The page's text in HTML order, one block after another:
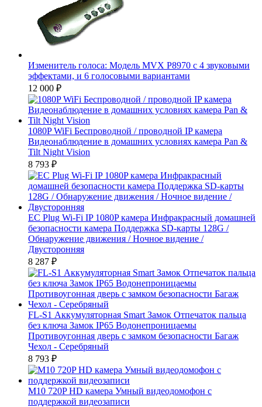
Изменитель голоса: Модель MVX P8970 с 4 звуковыми
эффектами, и 6 голосовыми вариантами
12 000 ₽
1080P WiFi Беспроводной / проводной IP камера
Видеонаблюдение в домашних условиях камера Pan &
Tilt Night Vision
8 793 ₽
ЕС Plug Wi-Fi IP 1080P камера Инфракрасный домашней
безопасности камера Поддержка SD-карты 128G /
Обнаружение движения / Ночное видение /
Двусторонняя
8 287 ₽
FL-S1 Аккумуляторная Smart Замок Отпечаток пальца
без ключа Замок IP65 Водонепроницаемы
Противоугонная дверь с замком безопасности Багаж
Чехол - Серебряный
8 793 ₽
M10 720P HD камера Умный видеодомофон с
поддержкой видеозаписи